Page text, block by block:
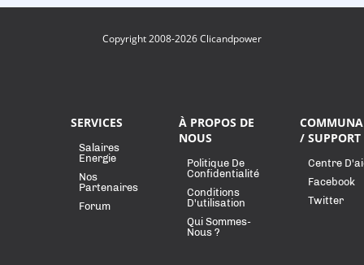
Copyright 2008-2026 Clicandpower
SERVICES
Salaires
Energie
Nos
Partenaires
Forum
À PROPOS DE
NOUS
Politique De
Confidentialité
Conditions
D'utilisation
Qui Sommes-
Nous ?
/ SUPPORT
Centre
Facebook
Twitter